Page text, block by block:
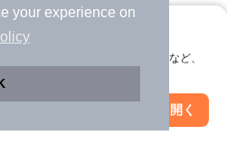
your experience on
サクサクお部屋探し
る。マップ検索やお気に入り保存など、
アプリを開く
絞り込み条件を変更
不動産売却